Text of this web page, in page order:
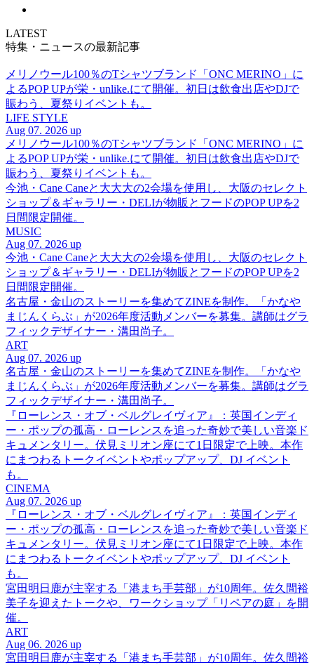
LATEST
特集・ニュースの最新記事
メリノウール100％のTシャツブランド「ONC MERINO」に
よるPOP UPが栄・unlike.にて開催。初日は飲食出店やDJで
賑わう、夏祭りイベントも。
LIFE STYLE
Aug 07. 2026 up
メリノウール100％のTシャツブランド「ONC MERINO」に
よるPOP UPが栄・unlike.にて開催。初日は飲食出店やDJで
賑わう、夏祭りイベントも。
今池・Cane Caneと大大大の2会場を使用し、大阪のセレクト
ショップ＆ギャラリー・DELIが物販とフードのPOP UPを2
日間限定開催。
MUSIC
Aug 07. 2026 up
今池・Cane Caneと大大大の2会場を使用し、大阪のセレクト
ショップ＆ギャラリー・DELIが物販とフードのPOP UPを2
日間限定開催。
名古屋・金山のストーリーを集めてZINEを制作。「かなや
まじんくらぶ」が2026年度活動メンバーを募集。講師はグラ
フィックデザイナー・溝田尚子。
ART
Aug 07. 2026 up
名古屋・金山のストーリーを集めてZINEを制作。「かなや
まじんくらぶ」が2026年度活動メンバーを募集。講師はグラ
フィックデザイナー・溝田尚子。
『ローレンス・オブ・ベルグレイヴィア』：英国インディ
ー・ポップの孤高・ローレンスを追った奇妙で美しい音楽ド
キュメンタリー。伏見ミリオン座にて1日限定で上映。本作
にまつわるトークイベントやポップアップ、DJ イベント
も。
CINEMA
Aug 07. 2026 up
『ローレンス・オブ・ベルグレイヴィア』：英国インディ
ー・ポップの孤高・ローレンスを追った奇妙で美しい音楽ド
キュメンタリー。伏見ミリオン座にて1日限定で上映。本作
にまつわるトークイベントやポップアップ、DJ イベント
も。
宮田明日鹿が主宰する「港まち手芸部」が10周年。佐久間裕
美子を迎えたトークや、ワークショップ「リペアの庭」を開
催。
ART
Aug 06. 2026 up
宮田明日鹿が主宰する「港まち手芸部」が10周年。佐久間裕